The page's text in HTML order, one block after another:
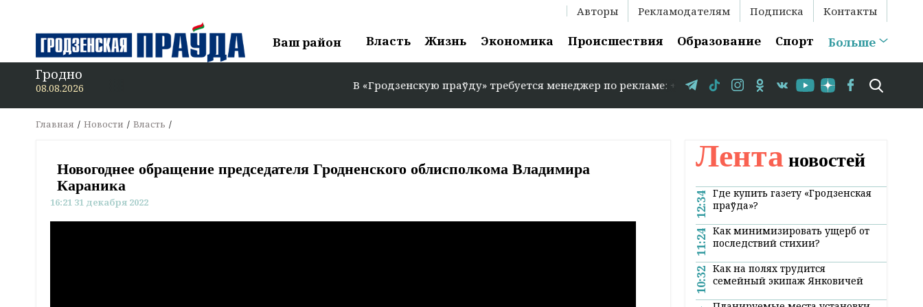
Авторы Рекламодателям Подписка Контакты
Ваш район Власть Жизнь Экономика Происшествия Образование Спорт Больше
Гродно
08.08.2026 В «Гродзенскую праўду» требуется менеджер по рекламе: +375 29 583-35-86 // В Гродно временно
Главная Новости Власть
Новогоднее обращение председателя Гродненского облисполкома Владимира
Караника
16:21 31 декабря 2022
Лента новостей
12:34 Где купить газету «Гродзенская
праўда»?
11:24 Как минимизировать ущерб от
последствий стихии?
10:32 Как на полях трудится
семейный экипаж Янковичей